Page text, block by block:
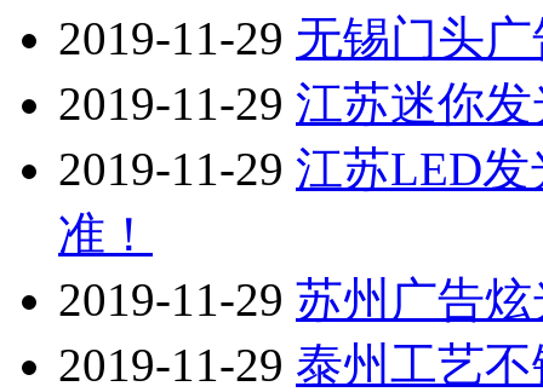
2019-11-29 无锡门头
2019-11-29 江苏迷你
2019-11-29 江苏LED
准！
2019-11-29 苏州广告
2019-11-29 泰州工艺